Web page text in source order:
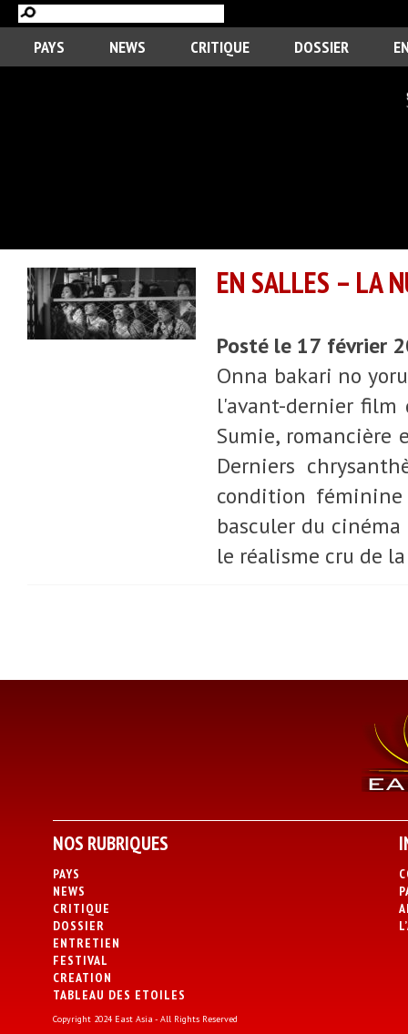
PAYS NEWS CRITIQUE DOSSIER
EN SALLES – LA
Posté le 17 février
Onna bakari no
l'avant-dernier film
Sumie, romancière
Derniers
condition
basculer du
le réalisme cru de
NOS RUBRIQUES
PAYS
NEWS
CRITIQUE
DOSSIER
ENTRETIEN
FESTIVAL
CREATION
TABLEAU DES ETOILES
Copyright 2024 East Asia - All Rights Reserved